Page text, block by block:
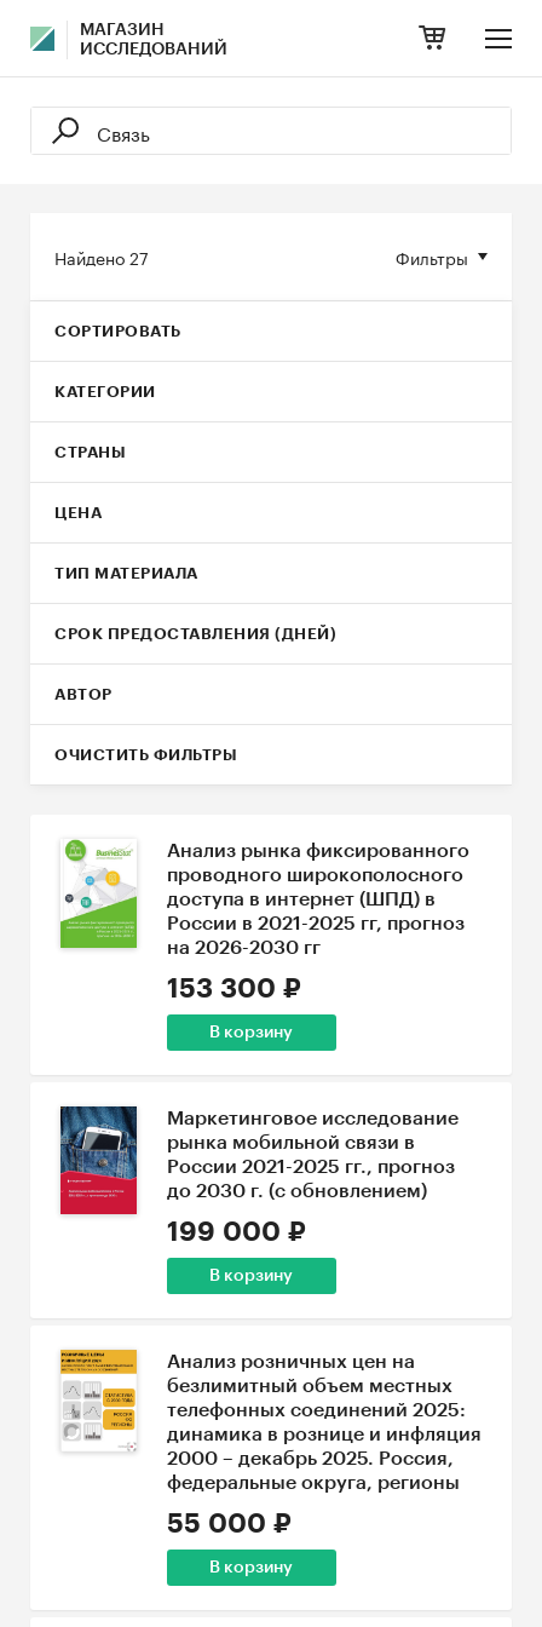
МАГАЗИН
ИССЛЕДОВАНИЙ
Фильтры
Найдено27
СОРТИРОВАТЬ
КАТЕГОРИИ
СТРАНЫ
ЦЕНА
ТИП МАТЕРИАЛА
СРОК ПРЕДОСТАВЛЕНИЯ (ДНЕЙ)
АВТОР
ОЧИСТИТЬ ФИЛЬТРЫ
Анализ рынка фиксированного
проводного широкополосного
доступа в интернет (ШПД) в
России в 2021-2025 гг, прогноз
на 2026-2030 гг
153 300 ₽
В корзину
Маркетинговое исследование
рынка мобильной связи в
России 2021-2025 гг., прогноз
до 2030 г. (с обновлением)
199 000 ₽
В корзину
Анализ розничных цен на
безлимитный объем местных
телефонных соединений 2025:
динамика в рознице и инфляция
2000 – декабрь 2025. Россия,
федеральные округа, регионы
55 000 ₽
В корзину